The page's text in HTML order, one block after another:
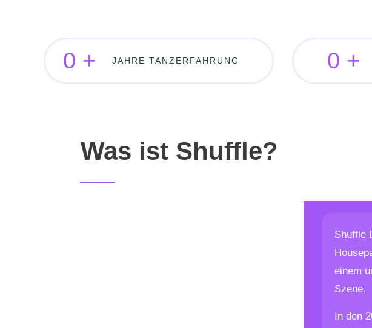
0 + JAHRE TANZERFAHRUNG 0 +
Was ist Shuffle?
Shuffle
einem
Szene.
In den